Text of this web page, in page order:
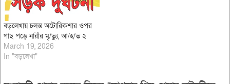
বড়লেখায় চলন্ত অটোরিকশার ওপর
গাছ পড়ে নারীর মৃ/ত্যু, আ/হ/ত ২
March 19, 2026
In "বড়লেখা"